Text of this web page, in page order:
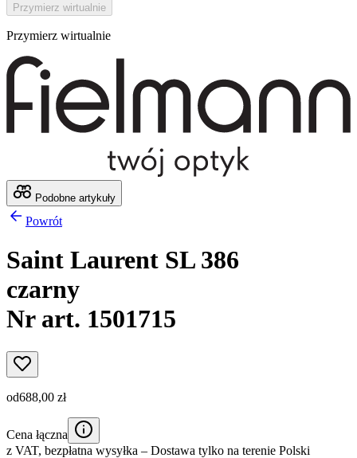
Przymierz wirtualnie
Przymierz wirtualnie
Podobne artykuły
Powrót
Saint Laurent SL 386
czarny
Nr art. 1501715
od688,00 zł
Cena łączna
z VAT, bezpłatna wysyłka – Dostawa tylko na terenie Polski